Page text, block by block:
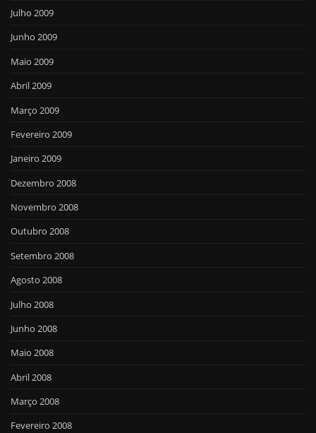
Julho 2009
Junho 2009
Maio 2009
Abril 2009
Março 2009
Fevereiro 2009
Janeiro 2009
Dezembro 2008
Novembro 2008
Outubro 2008
Setembro 2008
Agosto 2008
Julho 2008
Junho 2008
Maio 2008
Abril 2008
Março 2008
Fevereiro 2008